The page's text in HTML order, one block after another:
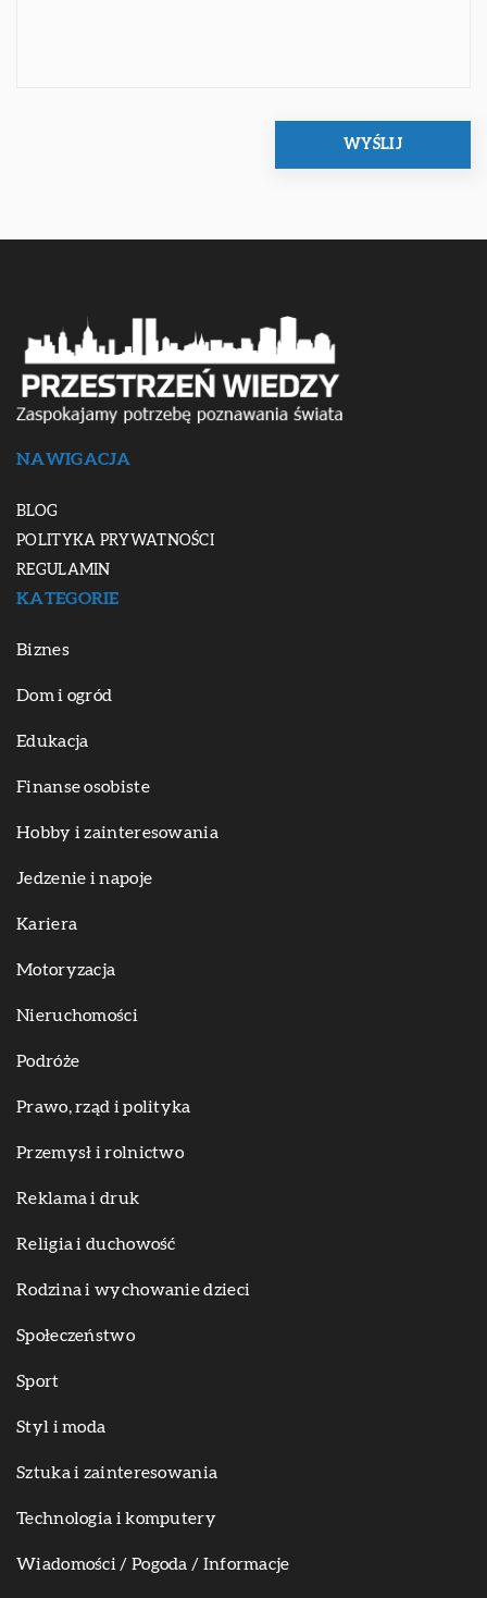
NAWIGACJA
BLOG
POLITYKA PRYWATNOŚCI
REGULAMIN
KATEGORIE
Biznes
Dom i ogród
Edukacja
Finanse osobiste
Hobby i zainteresowania
Jedzenie i napoje
Kariera
Motoryzacja
Nieruchomości
Podróże
Prawo, rząd i polityka
Przemysł i rolnictwo
Reklama i druk
Religia i duchowość
Rodzina i wychowanie dzieci
Społeczeństwo
Sport
Styl i moda
Sztuka i zainteresowania
Technologia i komputery
Wiadomości / Pogoda / Informacje